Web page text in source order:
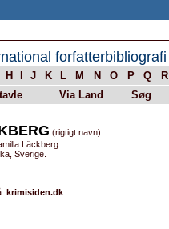
forfatterbibliografi
H J K L M N O P Q R
Via Land Søg
(rigtigt navn)
Läckberg
Sverige.
krimisiden.dk